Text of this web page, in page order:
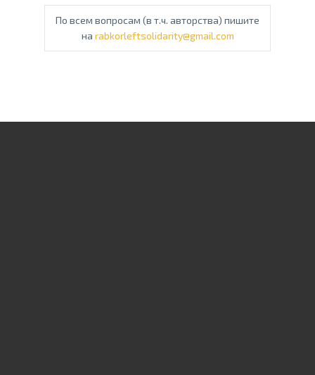
По всем вопросам (в т.ч. авторства) пишите
на rabkorleftsolidarity@gmail.com